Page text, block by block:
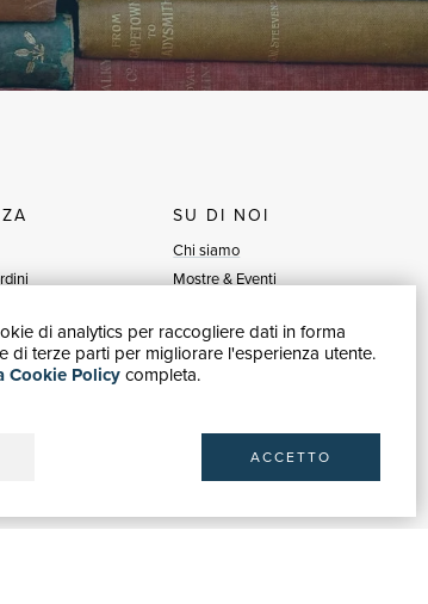
di analytics per raccogliere dati in forma
di terze parti per migliorare l'esperienza utente.
Cookie Policycompleta.
ACCETTO
/ 18App
SU DI NOI
Chi siamo
Mostre & Eventi
Blog
Vendi con noi